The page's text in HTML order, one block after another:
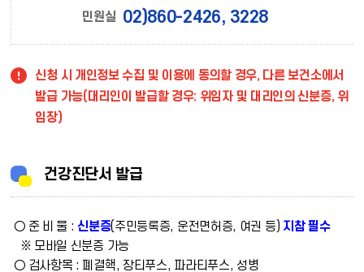
민원실 02)860-2426, 3228
신청 시 개인정보 수집 및 이용에 동의할 경우, 다른 보건소에서
발급 가능(대리인이 발급할 경우: 위임자 및 대리인의 신분증, 위
임장)
건강진단서 발급
○ 준 비 물 : 신분증(주민등록증, 운전면허증, 여권 등) 지참 필수
※ 모바일 신분증 가능
○ 검사항목 : 폐결핵, 장티푸스, 파라티푸스, 성병